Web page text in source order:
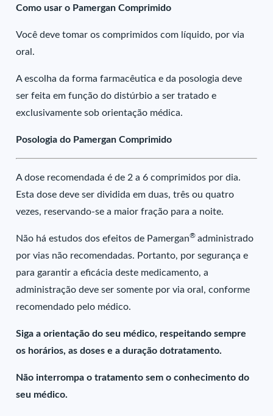
Como usar o Pamergan Comprimido
Você deve tomar os comprimidos com líquido, por via
oral.
A escolha da forma farmacêutica e da posologia deve
ser feita em função do distúrbio a ser tratado e
exclusivamente sob orientação médica.
Posologia do Pamergan Comprimido
A dose recomendada é de 2 a 6 comprimidos por dia.
Esta dose deve ser dividida em duas, três ou quatro
vezes, reservando-se a maior fração para a noite.
Não há estudos dos efeitos de Pamergan® administrado
por vias não recomendadas. Portanto, por segurança e
para garantir a eficácia deste medicamento, a
administração deve ser somente por via oral, conforme
recomendado pelo médico.
Siga a orientação do seu médico, respeitando sempre
os horários, as doses e a duração dotratamento.
Não interrompa o tratamento sem o conhecimento do
seu médico.